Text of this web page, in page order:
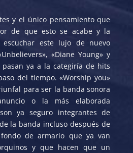
y el único pensamiento que
de que esto se acabe y la
este lujo de nuevo
«Diane Young» y
ya a la categiría de hits
del tiempo. «Worship you»
para ser la banda sonora
o la más elaborada
ya seguro integrantes de
la banda incluso después de
de armario que ya van
y que hacen que un